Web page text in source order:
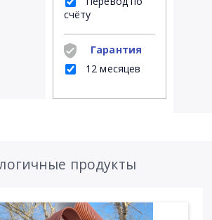
счёту
Гарантия
12 месяцев
продукты